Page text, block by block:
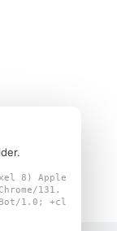
8) Apple
131.
1.0; +cl